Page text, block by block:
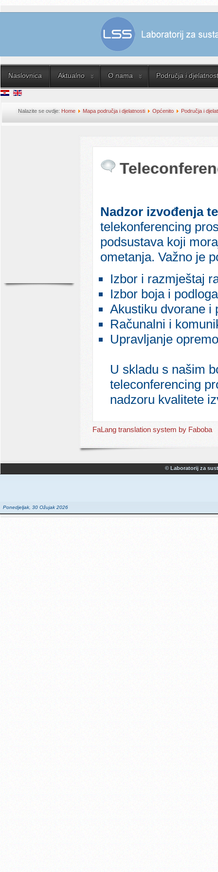
Naslovnica Aktualno O nama Područja i
Nalazite se ovdje: Home Mapa područja i djelatnosti Općenito
Područja i
Nadzor izvođenja
telekonferencing
podsustava koji
ometanja. Važno je
Izbor i razmještaj
Izbor boja i
Akustiku dvorane i
Računalni i
Upravljanje
U skladu s našim
teleconferencing
nadzoru kvalitete
FaLang translation system by Faboba
© Laboratorij za
Ponedjeljak, 30 Ožujak 2026